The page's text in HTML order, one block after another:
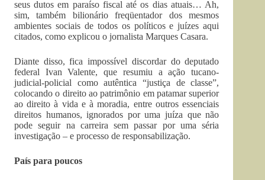
seus dutos em paraíso fiscal até os dias atuais… Ah,
sim, também bilionário freqüentador dos mesmos
ambientes sociais de todos os políticos e juízes aqui
citados, como explicou o jornalista Marques Casara.
Diante disso, fica impossível discordar do deputado
federal Ivan Valente, que resumiu a ação tucano-
judicial-policial como autêntica “justiça de classe”,
colocando o direito ao patrimônio em patamar superior
ao direito à vida e à moradia, entre outros essenciais
direitos humanos, ignorados por uma juíza que não
pode seguir na carreira sem passar por uma séria
investigação – e processo de responsabilização.
País para poucos